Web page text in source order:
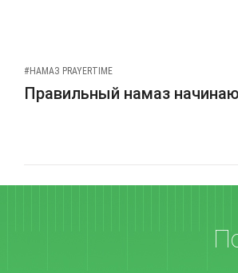
#НАМАЗ PRAYERTIME
Правильный намаз